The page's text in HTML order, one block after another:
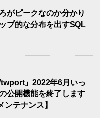
がピークなのか分かり
プ的な分布を出すSQL
twport」2022年6月いっ
公開機能を終了します
ンテナンス】